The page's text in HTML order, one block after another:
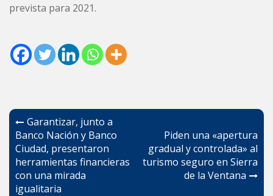
prevista para 2021.
Navegación
de
entradas
Garantizar, junto a
Banco Nación y Banco
Ciudad, presentaron
herramientas financieras
con una mirada
igualitaria
Piden una «apertura
gradual y controlada» al
turismo seguro en Sierra
de la Ventana